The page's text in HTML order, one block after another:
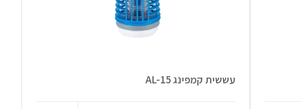
עששית קמפינג AL-15